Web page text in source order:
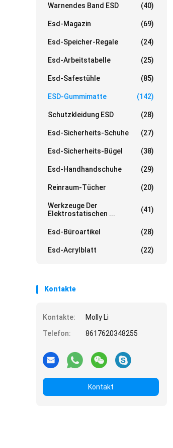
Warnendes Band ESD (40)
Esd-Magazin (69)
Esd-Speicher-Regale (24)
Esd-Arbeitstabelle (25)
Esd-Safestühle (85)
ESD-Gummimatte (142)
Schutzkleidung ESD (28)
Esd-Sicherheits-Schuhe (27)
Esd-Sicherheits-Bügel (38)
Esd-Handhandschuhe (29)
Reinraum-Tücher (20)
Werkzeuge Der
Elektrostatischen ...
(41)
Esd-Büroartikel (28)
Esd-Acrylblatt (22)
Kontakte
Kontakte:
Molly Li
Telefon:
8617620348255
Kontakt